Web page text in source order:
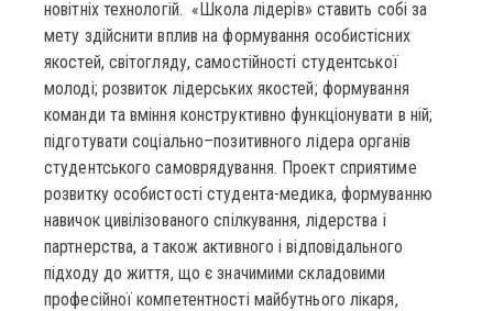
новітніх технологій. «Школа лідерів» ставить собі за
мету здійснити вплив на формування особистісних
якостей, світогляду, самостійності студентської
молоді; розвиток лідерських якостей; формування
команди та вміння конструктивно функціонувати в ній;
підготувати соціально–позитивного лідера органів
студентського самоврядування. Проект сприятиме
розвитку особистості студента-медика, формуванню
навичок цивілізованого спілкування, лідерства і
партнерства, а також активного і відповідального
підходу до життя, що є значимими складовими
професійної компетентності майбутнього лікаря,